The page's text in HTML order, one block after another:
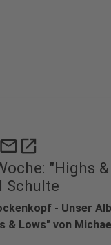
mailopen_in_new
"Highs
Schulte
- Unser
& Lows" von